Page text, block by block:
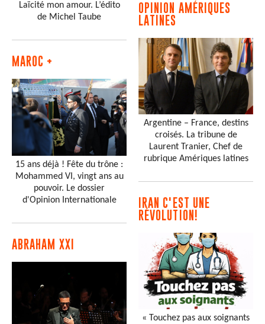
Laïcité mon amour. L’édito
de Michel Taube
MAROC +
15 ans déjà ! Fête du trône :
Mohammed VI, vingt ans au
pouvoir. Le dossier
d'Opinion Internationale
ABRAHAM XXI
OPINION AMÉRIQUES
LATINES
Argentine – France, destins
croisés. La tribune de
Laurent Tranier, Chef de
rubrique Amériques latines
IRAN C'EST UNE
RÉVOLUTION!
« Touchez pas aux soignants